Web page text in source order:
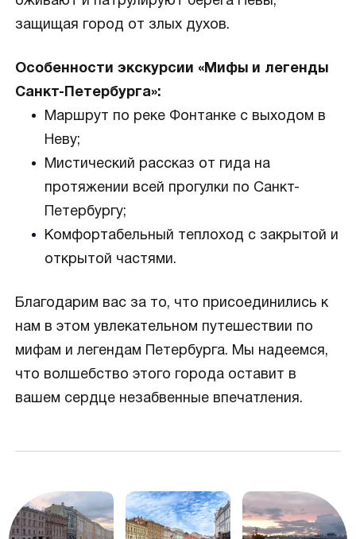
защищая город от злых духов.
Особенности экскурсии «Мифы и легенды
Санкт-Петербурга»:
Маршрут по реке Фонтанке с выходом в
Неву;
Мистический рассказ от гида на
протяжении всей прогулки по Санкт-
Петербургу;
Комфортабельный теплоход с закрытой и
открытой частями.
Благодарим вас за то, что присоединились к
нам в этом увлекательном путешествии по
мифам и легендам Петербурга. Мы надеемся,
что волшебство этого города оставит в
вашем сердце незабвенные впечатления.